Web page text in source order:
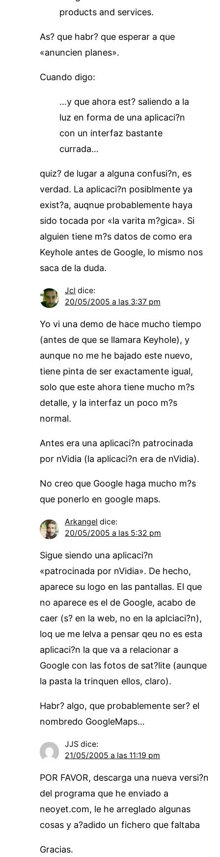
products and services.
As? que habr? que esperar a que
«anuncien planes».
Cuando digo:
…y que ahora est? saliendo a la
luz en forma de una aplicaci?n
con un interfaz bastante
currada…
quiz? de lugar a alguna confusi?n, es
verdad. La aplicaci?n posiblmente ya
exist?a, auqnue probablemente haya
sido tocada por «la varita m?gica». Si
alguien tiene m?s datos de como era
Keyhole antes de Google, lo mismo nos
saca de la duda.
Jcl dice:
20/05/2005 a las 3:37 pm
Yo vi una demo de hace mucho tiempo
(antes de que se llamara Keyhole), y
aunque no me he bajado este nuevo,
tiene pinta de ser exactamente igual,
solo que este ahora tiene mucho m?s
detalle, y la interfaz un poco m?s
normal.
Antes era una aplicaci?n patrocinada
por nVidia (la aplicaci?n era de nVidia).
No creo que Google haga mucho m?s
que ponerlo en google maps.
Arkangel dice:
20/05/2005 a las 5:32 pm
Sigue siendo una aplicaci?n
«patrocinada por nVidia». De hecho,
aparece su logo en las pantallas. El que
no aparece es el de Google, acabo de
caer (s? en la web, no en la aplciaci?n),
loq ue me lelva a pensar qeu no es esta
aplicaci?n la que va a relacionar a
Google con las fotos de sat?lite (aunque
la pasta la trinquen ellos, claro).
Habr? algo, que probablemente ser? el
nombredo GoogleMaps…
JJS dice:
21/05/2005 a las 11:19 pm
POR FAVOR, descarga una nueva versi?n
del programa que he enviado a
neoyet.com, le he arreglado algunas
cosas y a?adido un fichero que faltaba
Gracias.